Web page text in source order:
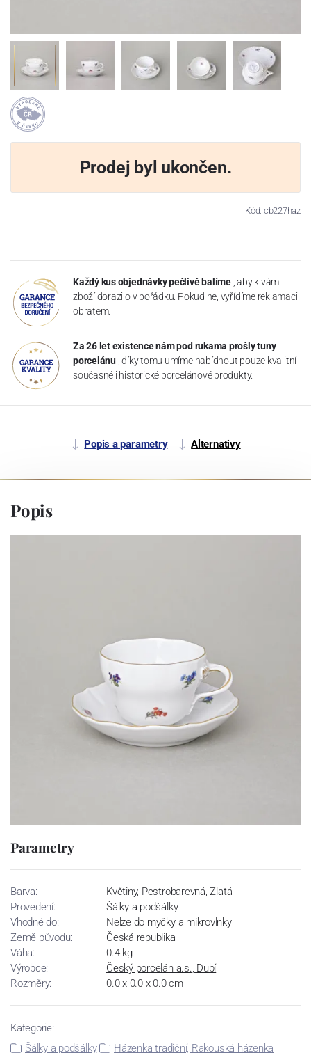
Prodej byl ukončen.
Kód: cb227haz
Každý kus objednávky pečlivě balíme , aby k vám
zboží dorazilo v pořádku. Pokud ne, vyřídíme reklamaci
obratem.
Za 26 let existence nám pod rukama prošly tuny
porcelánu , díky tomu umíme nabídnout pouze kvalitní
současné i historické porcelánové produkty.
Popis a parametry Alternativy
Popis
Parametry
Barva:
Květiny, Pestrobarevná, Zlatá
Provedení:
Šálky a podšálky
Vhodné do:
Nelze do myčky a mikrovlnky
Země původu:
Česká republika
Váha:
0.4 kg
Výrobce:
Český porcelán a.s., Dubí
Rozměry:
0.0 x 0.0 x 0.0 cm
Kategorie:
Šálky a podšálky
Házenka tradiční, Rakouská házenka